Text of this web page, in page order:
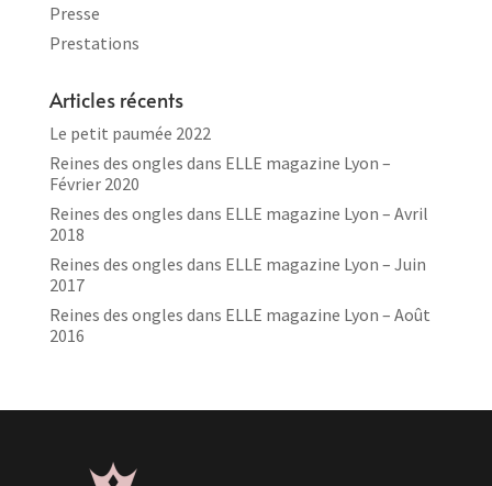
Presse
Prestations
Articles récents
Le petit paumée 2022
Reines des ongles dans ELLE magazine Lyon –
Février 2020
Reines des ongles dans ELLE magazine Lyon – Avril
2018
Reines des ongles dans ELLE magazine Lyon – Juin
2017
Reines des ongles dans ELLE magazine Lyon – Août
2016